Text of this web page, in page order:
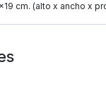
cm. (alto x ancho x